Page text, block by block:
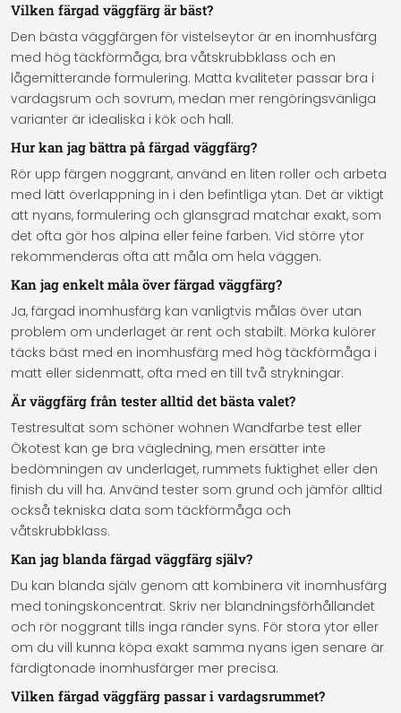
Vilken färgad väggfärg är bäst?
Den bästa väggfärgen för vistelseytor är en inomhusfärg
med hög täckförmåga, bra våtskrubbklass och en
lågemitterande formulering. Matta kvaliteter passar bra i
vardagsrum och sovrum, medan mer rengöringsvänliga
varianter är idealiska i kök och hall.
Hur kan jag bättra på färgad väggfärg?
Rör upp färgen noggrant, använd en liten roller och arbeta
med lätt överlappning in i den befintliga ytan. Det är viktigt
att nyans, formulering och glansgrad matchar exakt, som
det ofta gör hos alpina eller feine farben. Vid större ytor
rekommenderas ofta att måla om hela väggen.
Kan jag enkelt måla över färgad väggfärg?
Ja, färgad inomhusfärg kan vanligtvis målas över utan
problem om underlaget är rent och stabilt. Mörka kulörer
täcks bäst med en inomhusfärg med hög täckförmåga i
matt eller sidenmatt, ofta med en till två strykningar.
Är väggfärg från tester alltid det bästa valet?
Testresultat som schöner wohnen Wandfarbe test eller
Ökotest kan ge bra vägledning, men ersätter inte
bedömningen av underlaget, rummets fuktighet eller den
finish du vill ha. Använd tester som grund och jämför alltid
också tekniska data som täckförmåga och
våtskrubbklass.
Kan jag blanda färgad väggfärg själv?
Du kan blanda själv genom att kombinera vit inomhusfärg
med toningskoncentrat. Skriv ner blandningsförhållandet
och rör noggrant tills inga ränder syns. För stora ytor eller
om du vill kunna köpa exakt samma nyans igen senare är
färdigtonade inomhusfärger mer precisa.
Vilken färgad väggfärg passar i vardagsrummet?